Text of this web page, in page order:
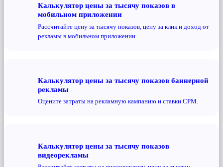
Калькулятор цены за тысячу показов в
мобильном приложении
Рассчитайте цену за тысячу показов, цену за клик и доход от
рекламы в мобильном приложении.
Калькулятор цены за тысячу показов баннерной
рекламы
Оцените затраты на рекламную кампанию и ставки CPM.
Калькулятор цены за тысячу показов
видеорекламы